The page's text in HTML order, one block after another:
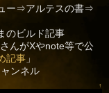
ー⇒アルテスの書⇒
のビルド記事
んがXやnote等で公
記事 」
ンネル
↑